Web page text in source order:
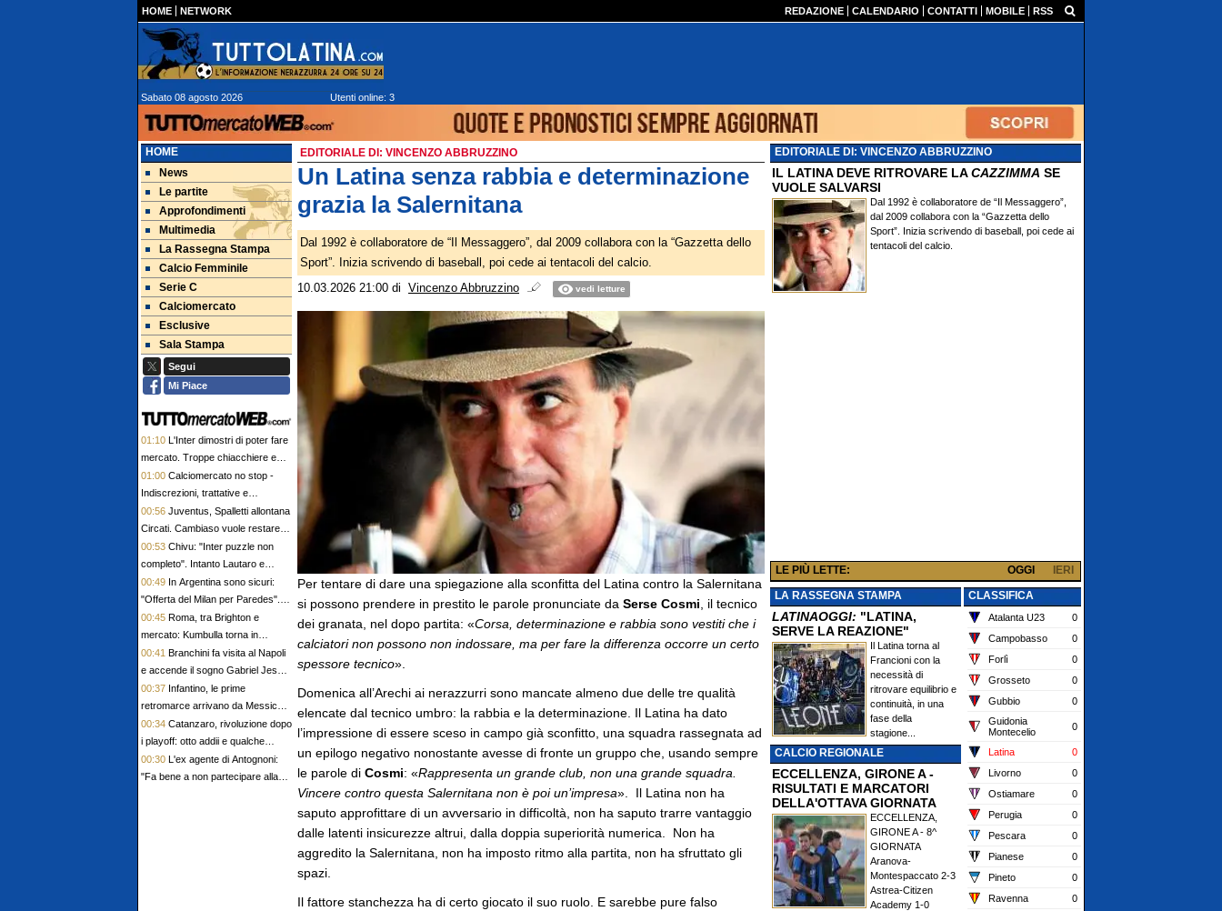
HOME NETWORK REDAZIONE CALENDARIO CONTATTI MOBILE RSS
Sabato 08 agosto 2026 Utenti online: 3
HOME
News
Le partite
Approfondimenti
Multimedia
La Rassegna Stampa
Calcio Femminile
Serie C
Calciomercato
Esclusive
Sala Stampa
Segui
Mi Piace
01:10 L'Inter dimostri di poter fare
mercato. Troppe chiacchiere e
pochi fatti: guai a pensare di
essere superiore a tutte le altre a
prescindere. Juve, il portiere può
diventare un "problema". Milan-
Leao, serve una decisione netta
01:00 Calciomercato no stop -
Indiscrezioni, trattative e
retroscena del 7 agosto
00:56 Juventus, Spalletti allontana
Circati. Cambiaso vuole restare:
"Sono contento qui"
00:53 Chivu: "Inter puzzle non
completo". Intanto Lautaro e
Zanetti telefonano a Romero
00:49 In Argentina sono sicuri:
"Offerta del Milan per Paredes".
Intanto Bennacer dice au revoir
00:45 Roma, tra Brighton e
mercato: Kumbulla torna in
Spagna, Pellegrini ha firmato il
rinnovo
00:41 Branchini fa visita al Napoli
e accende il sogno Gabriel Jesus.
Per la porta spunta Musso
00:37 Infantino, le prime
retromarce arrivano da Messico e
Argentina. La Norvegia chiede le
dimissioni
00:34 Catanzaro, rivoluzione dopo
i playoff: otto addii e qualche
domanda senza risposta
00:30 L'ex agente di Antognoni:
"Fa bene a non partecipare alla
EDITORIALE DI: VINCENZO ABBRUZZINO
Un Latina senza rabbia e determinazione
grazia la Salernitana
Dal 1992 è collaboratore de “Il Messaggero”, dal 2009 collabora con la “Gazzetta dello
Sport”. Inizia scrivendo di baseball, poi cede ai tentacoli del calcio.
10.03.2026 21:00 di Vincenzo Abbruzzino vedi letture
Per tentare di dare una spiegazione alla sconfitta del Latina contro la Salernitana
si possono prendere in prestito le parole pronunciate da Serse Cosmi , il tecnico
dei granata, nel dopo partita: «Corsa, determinazione e rabbia sono vestiti che i
calciatori non possono non indossare, ma per fare la differenza occorre un certo
spessore tecnico».
Domenica all’Arechi ai nerazzurri sono mancate almeno due delle tre qualità
elencate dal tecnico umbro: la rabbia e la determinazione. Il Latina ha dato
l’impressione di essere sceso in campo già sconfitto, una squadra rassegnata ad
un epilogo negativo nonostante avesse di fronte un gruppo che, usando sempre
le parole di Cosmi: «Rappresenta un grande club, non una grande squadra.
Vincere contro questa Salernitana non è poi un’impresa». Il Latina non ha
saputo approfittare di un avversario in difficoltà, non ha saputo trarre vantaggio
dalle latenti insicurezze altrui, dalla doppia superiorità numerica. Non ha
aggredito la Salernitana, non ha imposto ritmo alla partita, non ha sfruttato gli
spazi.
Il fattore stanchezza ha di certo giocato il suo ruolo. E sarebbe pure falso
EDITORIALE DI: VINCENZO ABBRUZZINO
IL LATINA DEVE RITROVARE LACAZZIMMA SE
VUOLE SALVARSI
Dal 1992 è collaboratore de “Il Messaggero”,
dal 2009 collabora con la “Gazzetta dello
Sport”. Inizia scrivendo di baseball, poi cede ai
tentacoli del calcio.
LE PIÙ LETTE: IERI
OGGI
LA RASSEGNA STAMPA
LATINAOGGI: "LATINA,
SERVE LA REAZIONE"
Il Latina torna al
Francioni con la
necessità di
ritrovare equilibrio e
continuità, in una
fase della
stagione...
CALCIO REGIONALE
ECCELLENZA, GIRONE A -
RISULTATI E MARCATORI
DELLA'OTTAVA GIORNATA
ECCELLENZA,
GIRONE A - 8^
GIORNATA
Aranova-
Montespaccato 2-3
Astrea-Citizen
Academy 1-0
CLASSIFICA
Atalanta U23
0
Campobasso
0
Forlì
0
Grosseto
0
Gubbio
0
Guidonia
Montecelio
0
Latina
0
Livorno
0
Ostiamare
0
Perugia
0
Pescara
0
Pianese
0
Pineto
0
Ravenna
0